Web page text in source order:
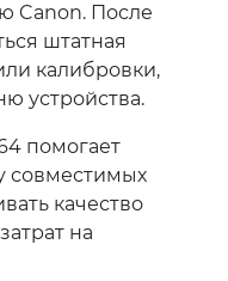
Canon. После
штатная
калибровки,
устройства.
помогает
совместимых
качество
на